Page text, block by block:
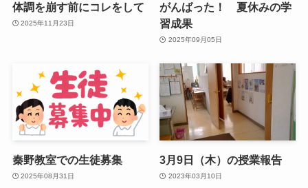
体調を崩す前にコレをして
2025年11月23日
がんばった！ 夏休みの学
習成果
2025年09月05日
秦野教室での生徒募集
2025年08月31日
3月9日（木）の授業報告
2023年03月10日